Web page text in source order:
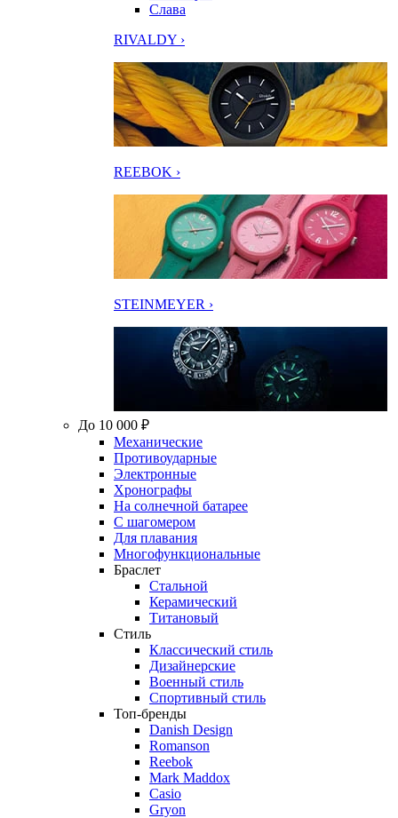
Слава
RIVALDY ›
REEBOK ›
STEINMEYER ›
До 10 000 ₽
Механические
Противоударные
Электронные
Хронографы
На солнечной батарее
С шагомером
Для плавания
Многофункциональные
Браслет
Стальной
Керамический
Титановый
Стиль
Классический стиль
Дизайнерские
Военный стиль
Спортивный стиль
Топ-бренды
Danish Design
Romanson
Reebok
Mark Maddox
Casio
Gryon